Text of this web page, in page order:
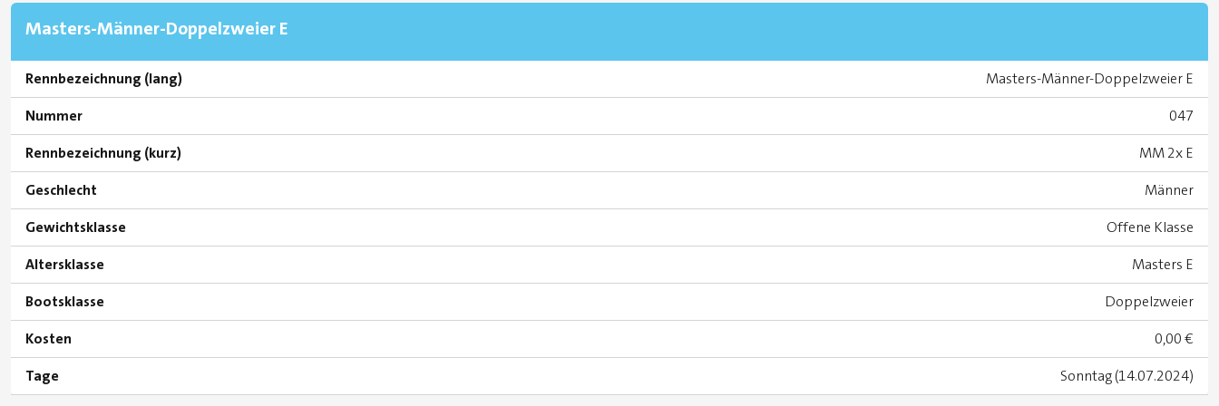
Masters-Männer-Doppelzweier E
Rennbezeichnung (lang)
Masters-Männer-Doppelzweier E
Nummer
047
Rennbezeichnung (kurz)
MM 2x E
Geschlecht
Männer
Gewichtsklasse
Offene Klasse
Altersklasse
Masters E
Bootsklasse
Doppelzweier
Kosten
0,00 €
Tage
Sonntag (14.07.2024)